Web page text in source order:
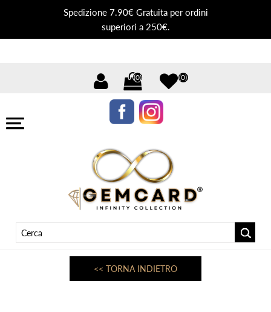
Spedizione 7.90€ Gratuita per ordini
superiori a 250€.
(0) (0)
<< TORNA INDIETRO